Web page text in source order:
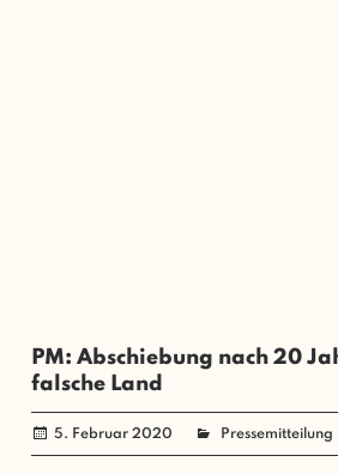
PM: Abschiebung nach 20
falsche Land
5. Februar 2020 administrator
Pressemitteilung